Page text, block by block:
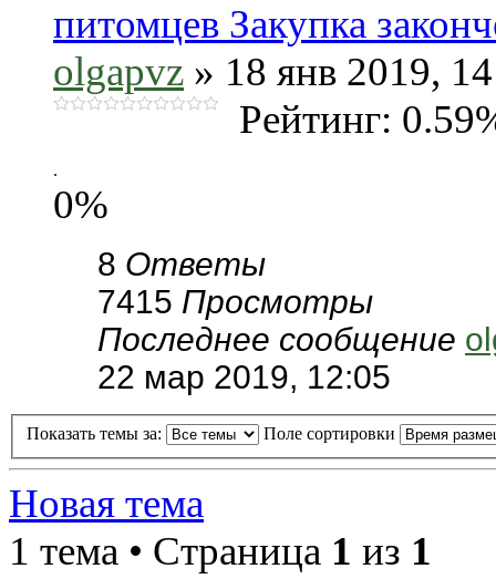
питомцев Закупка
olgapvz » 18 янв 2019,
Рейтинг:
.
0%
8 Ответы
7415 Просмотры
Последнее сообщение
22 мар 2019, 12:05
Показать темы за: Поле сортировки
Новая тема
1 тема • Страница 1 из 1